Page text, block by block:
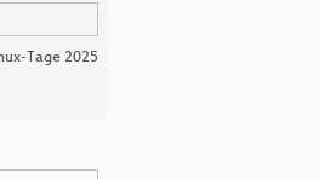
Tage 2025